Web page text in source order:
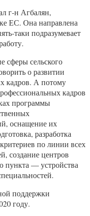
г-н Агбалян,
ЕС. Она направлена
таки подразумевает
сферы сельского
о развитии
кадров. А потому
кадров
программы
оснащение их
разработка
по линии всех
создание центров
пункта — устройства
поддержки
году.